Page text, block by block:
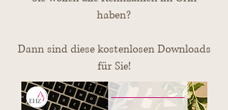
haben?
Dann sind diese kostenlosen Downloads
für Sie!